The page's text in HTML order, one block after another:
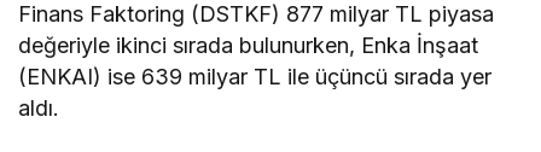
Finans Faktoring (DSTKF) 877 milyar TL piyasa
değeriyle ikinci sırada bulunurken, Enka İnşaat
(ENKAI) ise 639 milyar TL ile üçüncü sırada yer
aldı.